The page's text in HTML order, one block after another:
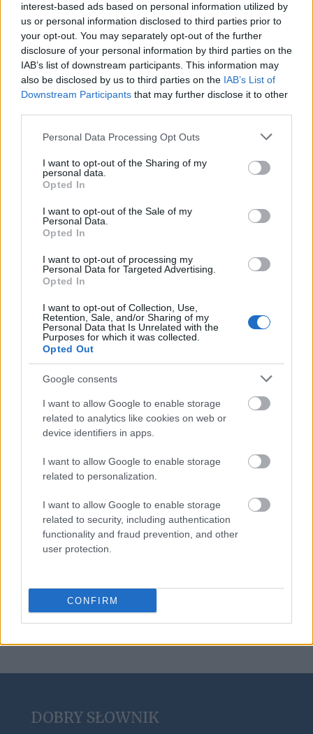
interest-based ads based on personal information utilized by
us or personal information disclosed to third parties prior to
your opt-out. You may separately opt-out of the further
disclosure of your personal information by third parties on the
IAB’s list of downstream participants. This information may
also be disclosed by us to third parties on the IAB’s List of
Downstream Participants that may further disclose it to other
Please note that this website/app uses one or more Google
not limited to your visit or usage behaviour. You may click to
grant or deny consent to Google and its third-party tags to
use your data for below specified purposes in below Google
consent section.
Personal Data Processing Opt Outs
I want to opt-out of the Sharing of my
personal data.
Opted In
I want to opt-out of the Sale of my
Personal Data.
Opted In
I want to opt-out of processing my
Personal Data for Targeted Advertising.
Opted In
I want to opt-out of Collection, Use,
Retention, Sale, and/or Sharing of my
Personal Data that Is Unrelated with the
Purposes for which it was collected.
Opted Out
Google consents
I want to allow Google to enable storage
related to analytics like cookies on web or
device identifiers in apps.
I want to allow Google to enable storage
related to personalization.
I want to allow Google to enable storage
related to security, including authentication
functionality and fraud prevention, and other
user protection.
CONFIRM
Warianty na pace
Odmiana:
tych kowbojów kowboi
Ciekawostki
UHT— Pochodzenie słowaUHT
bakalie— Skąd rodzynki, daktyle, migdały w jednym słowie?
megiera— Skąd słowomegiera?
Mogą Cię zainteresować również hasła
kwarantanna
goj
RSVP
rock and roll
buddyzm
DOBRY SŁOWNIK